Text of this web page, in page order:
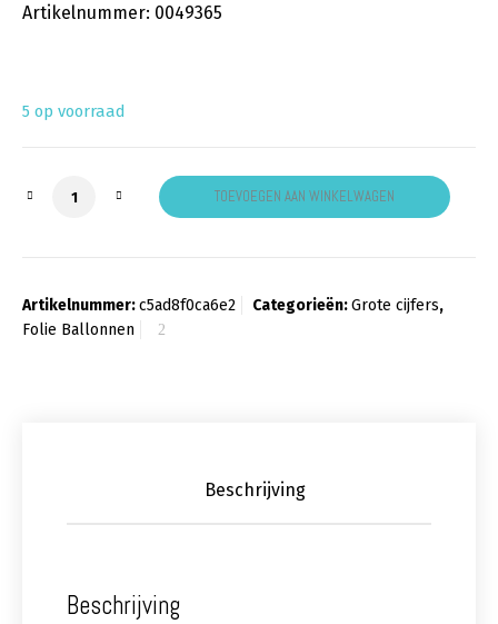
Artikelnummer: 0049365
5 op voorraad
Cijfer 1 goud aantal TOEVOEGEN AAN WINKELWAGEN
Artikelnummer:c5ad8f0ca6e2 Categorieën:Grote cijfers,
Folie Ballonnen
Beschrijving
Beschrijving